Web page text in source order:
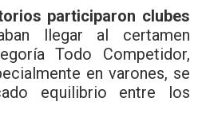
participaron clubes
llegar al certamen
Todo Competidor,
en varones, se
equilibrio entre los